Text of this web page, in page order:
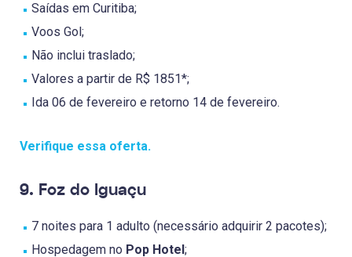
Saídas em Curitiba;
Voos Gol;
Não inclui traslado;
Valores a partir de R$ 1851*;
Ida 06 de fevereiro e retorno 14 de fevereiro.
Verifique essa oferta.
9. Foz do Iguaçu
7 noites para 1 adulto (necessário adquirir 2 pacotes);
Hospedagem no Pop Hotel;